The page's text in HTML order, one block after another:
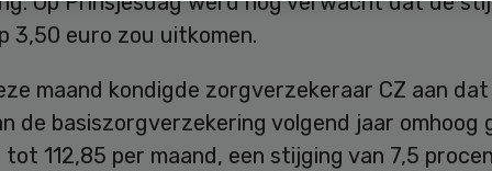
3,50 euro zou uitkomen.
maand kondigde zorgverzekeraar CZ aan
de basiszorgverzekering volgend jaar omhoog
tot 112,85 per maand, een stijging van 7,5